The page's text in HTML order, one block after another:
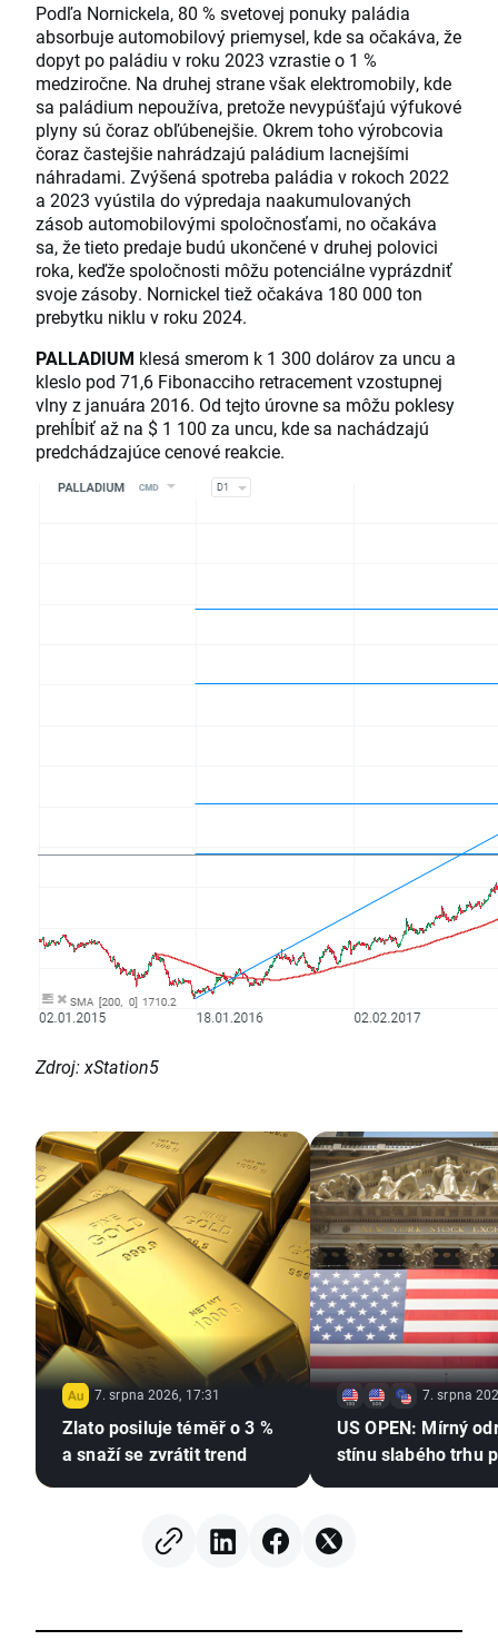
Podľa Nornickela, 80 % svetovej ponuky paládia
absorbuje automobilový priemysel, kde sa očakáva, že
dopyt po paládiu v roku 2023 vzrastie o 1 %
medziročne. Na druhej strane však elektromobily, kde
sa paládium nepoužíva, pretože nevypúšťajú výfukové
plyny sú čoraz obľúbenejšie. Okrem toho výrobcovia
čoraz častejšie nahrádzajú paládium lacnejšími
náhradami. Zvýšená spotreba paládia v rokoch 2022
a 2023 vyústila do výpredaja naakumulovaných
zásob automobilovými spoločnosťami, no očakáva
sa, že tieto predaje budú ukončené v druhej polovici
roka, keďže spoločnosti môžu potenciálne vyprázdniť
svoje zásoby. Nornickel tiež očakáva 180 000 ton
prebytku niklu v roku 2024.
PALLADIUM klesá smerom k 1 300 dolárov za uncu a
kleslo pod 71,6 Fibonacciho retracement vzostupnej
vlny z januára 2016. Od tejto úrovne sa môžu poklesy
prehĺbiť až na $ 1 100 za uncu, kde sa nachádzajú
predchádzajúce cenové reakcie.
Zdroj: xStation5
7. srpna 2026, 17:31
Zlato posiluje téměř o 3 %
a snaží se zvrátit trend
7. srpna
US OPEN: Mírný
stínu slabého trhu